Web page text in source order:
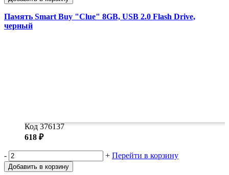
Память Smart Buy "Clue" 8GB, USB 2.0 Flash Drive,
черный
Код 376137
618 ₽
- + Перейти в корзину
Добавить в корзину